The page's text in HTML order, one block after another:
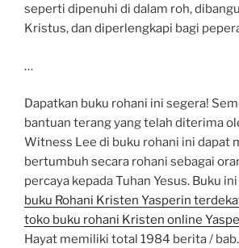
seperti dipenuhi di dalam roh,
Kristus, dan diperlengkapi bagi
…
Dapatkan buku rohani ini segera!
bantuan terang yang telah diterima
Witness Lee di buku rohani ini dapat
bertumbuh secara rohani sebagai
percaya kepada Tuhan Yesus. Buku
buku Rohani Kristen Yasperin
toko buku rohani Kristen online
Hayat memiliki total 1984 berita /